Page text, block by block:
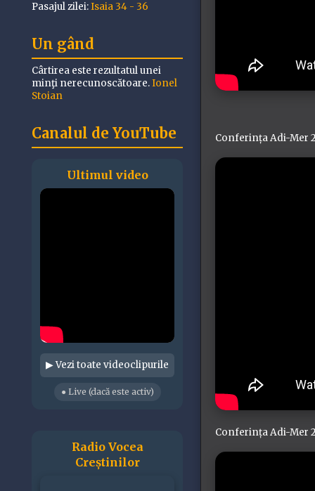
Conferința Adi-Mer
Conferința Adi-Mer
Pasajul zilei:Isaia 34 - 36
Un gând
Cârtirea este rezultatul unei
minţi nerecunoscătoare.Ionel
Stoian
Canalul de YouTube
Ultimul video
▶ Vezi toate videoclipurile
● Live (dacă este activ)
Radio Vocea
Creștinilor